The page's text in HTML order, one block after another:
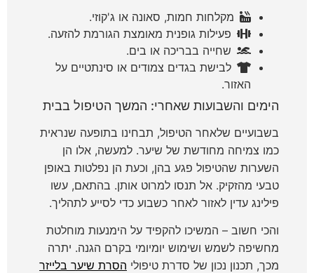
מקלחות חמות, סאונה או ג'קוזי.
פעילות גופנית מאומצת הגורמת להזעה.
שחייה בבריכה או בים.
לבישת בגדים צמודים או סינתטיים על
האזור.
הימים והשבועות שאחרי: המשך הטיפול בבית
בשבועיים שלאחר הטיפול, תבחינו בתופעה שנראית
כמו צמיחה מחודשת של שיער. למעשה, אלו הן
השערות שהטיפול פגע בהן, וכעת הן נפלטות באופן
טבעי מהזקיק. אל תנסו למרוט אותן. בהתאם, עשו
פילינג עדין לאזור לאחר כשבוע כדי לסייע לתהליך.
והכי חשוב – המשיכו להקפיד על הימנעות מוחלטת
מחשיפה לשמש ושימוש יומיומי בקרם הגנה. יתרה
מכך, תכנון נכון של סדרת טיפולי הסרת שיער בלייזר